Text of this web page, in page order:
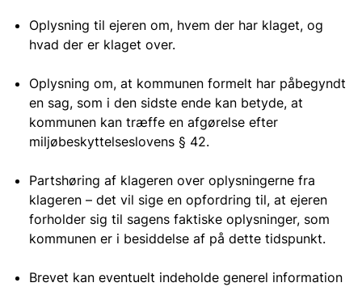
Oplysning til ejeren om, hvem der har klaget, og
hvad der er klaget over.
Oplysning om, at kommunen formelt har påbegyndt
en sag, som i den sidste ende kan betyde, at
kommunen kan træffe en afgørelse efter
miljøbeskyttelseslovens § 42.
Partshøring af klageren over oplysningerne fra
klageren – det vil sige en opfordring til, at ejeren
forholder sig til sagens faktiske oplysninger, som
kommunen er i besiddelse af på dette tidspunkt.
Brevet kan eventuelt indeholde generel information